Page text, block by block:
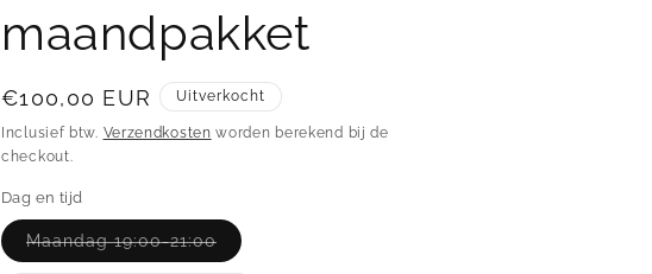
maandpakket
Normale
prijs
€100,00 EUR Uitverkocht
Inclusief btw. Verzendkosten worden berekend bij de
checkout.
Dag en tijd
Maandag 19:00-21:00Variant
uitverkocht